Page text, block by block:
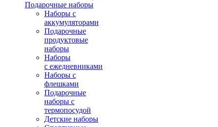
Подарочные наборы
Наборы с
аккумуляторами
Подарочные
продуктовые
наборы
Наборы
с ежедневниками
Наборы с
флешками
Подарочные
наборы с
термопосудой
Детские наборы